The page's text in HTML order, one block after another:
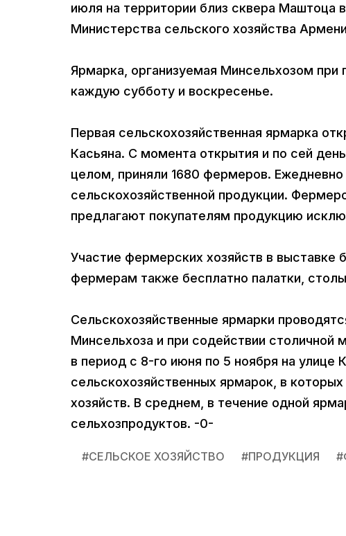
июля на территории близ сквера Маштоца
Министерства сельского хозяйства
Ярмарка, организуемая Минсельхозом
каждую субботу и воскресенье.
Первая сельскохозяйственная ярмарка
Касьяна. С момента открытия и по сей
целом, приняли 1680 фермеров.
сельскохозяйственной продукции.
предлагают покупателям продукцию
Участие фермерских хозяйств в выставке
фермерам также бесплатно палатки,
Сельскохозяйственные ярмарки
Минсельхоза и при содействии
в период с 8-го июня по 5 ноября на улице
сельскохозяйственных ярмарок, в
хозяйств. В среднем, в течение одной
сельхозпродуктов. -0-
#СЕЛЬСКОЕ ХОЗЯЙСТВО #ПРОДУКЦИЯ #